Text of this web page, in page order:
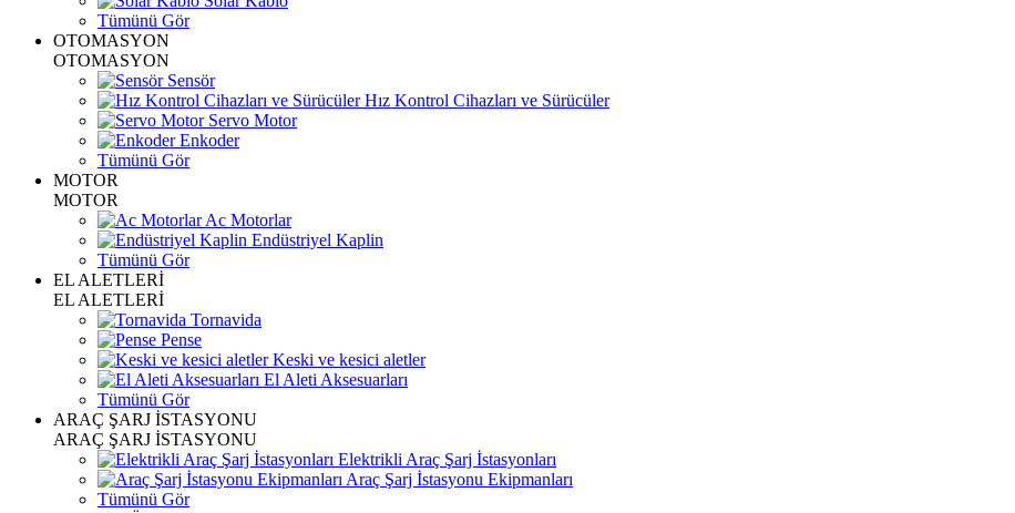
Tümünü Gör
OTOMASYON
OTOMASYON
Sensör
Hız Kontrol Cihazları ve Sürücüler
Servo Motor
Enkoder
Tümünü Gör
MOTOR
MOTOR
Ac Motorlar
Endüstriyel Kaplin
Tümünü Gör
EL ALETLERİ
EL ALETLERİ
Tornavida
Pense
Keski ve kesici aletler
El Aleti Aksesuarları
Tümünü Gör
ARAÇ ŞARJ İSTASYONU
ARAÇ ŞARJ İSTASYONU
Elektrikli Araç Şarj İstasyonları
Araç Şarj İstasyonu Ekipmanları
Tümünü Gör